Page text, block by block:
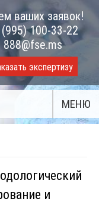
ваших заявок!
100-33-22
888@fse.ms
экспертизу
МЕНЮ
и